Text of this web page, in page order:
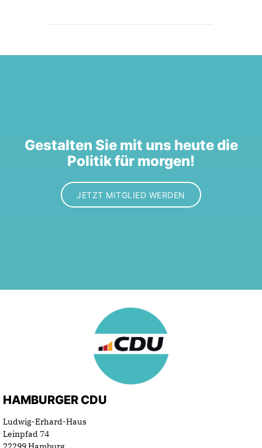
Gestalten Sie mit uns heute die
Politik für morgen!
JETZT MITGLIED WERDEN
HAMBURGER CDU
Ludwig-Erhard-Haus
Leinpfad 74